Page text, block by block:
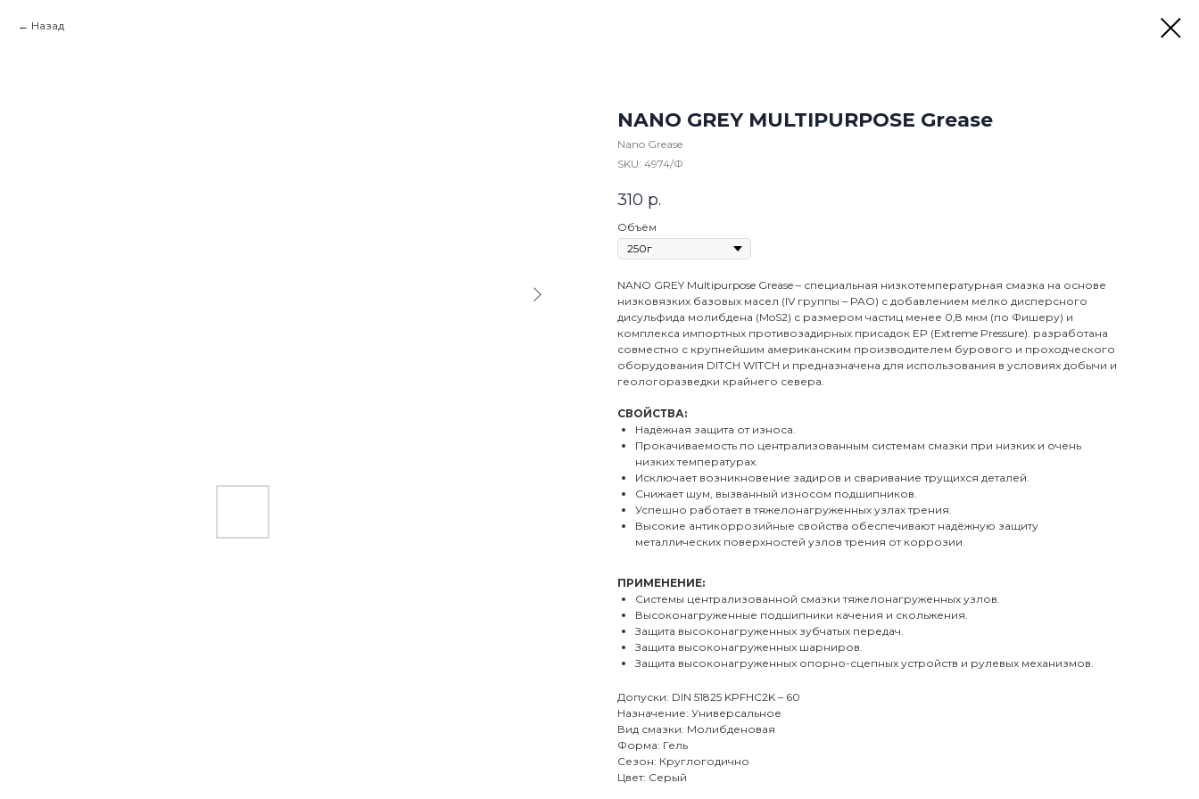
Назад
NANO GREY MULTIPURPOSE Grease
Nano Grease
SKU: 4974/Ф
310 р.
Объём
NANO GREY Multipurpose Grease – специальная низкотемпературная смазка на основе
низковязких базовых масел (IV группы – PAO) с добавлением мелко дисперсного
дисульфида молибдена (MoS2) с размером частиц менее 0,8 мкм (по Фишеру) и
комплекса импортных противозадирных присадок EP (Extreme Pressure). разработана
совместно с крупнейшим американским производителем бурового и проходческого
оборудования DITCH WITCH и предназначена для использования в условиях добычи и
геологоразведки крайнего севера.
СВОЙСТВА:
Надёжная защита от износа.
Прокачиваемость по централизованным системам смазки при низких и очень
низких температурах.
Исключает возникновение задиров и сваривание трущихся деталей.
Снижает шум, вызванный износом подшипников.
Успешно работает в тяжелонагруженных узлах трения.
Высокие антикоррозийные свойства обеспечивают надёжную защиту
металлических поверхностей узлов трения от коррозии.
ПРИМЕНЕНИЕ:
Системы централизованной смазки тяжелонагруженных узлов.
Высоконагруженные подшипники качения и скольжения.
Защита высоконагруженных зубчатых передач.
Защита высоконагруженных шарниров.
Защита высоконагруженных опорно-сцепных устройств и рулевых механизмов.
Допуски: DIN 51825 KPFHC2K – 60
Назначение: Универсальное
Вид смазки: Молибденовая
Форма: Гель
Сезон: Круглогодично
Цвет: Серый